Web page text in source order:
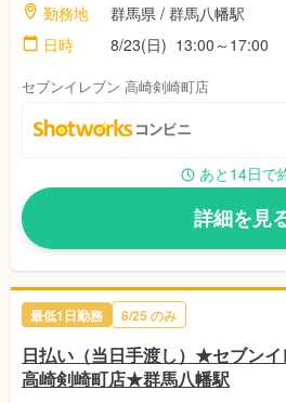
勤務地
群馬県 / 群馬八幡駅
日時
8/23(日) 13:00～17:00
セブンイレブン 高崎剣崎町店
あと14日で
詳細を見
最低1日勤務 8/25 のみ
日払い（当日手渡し）★セブンイ
高崎剣崎町店★群馬八幡駅